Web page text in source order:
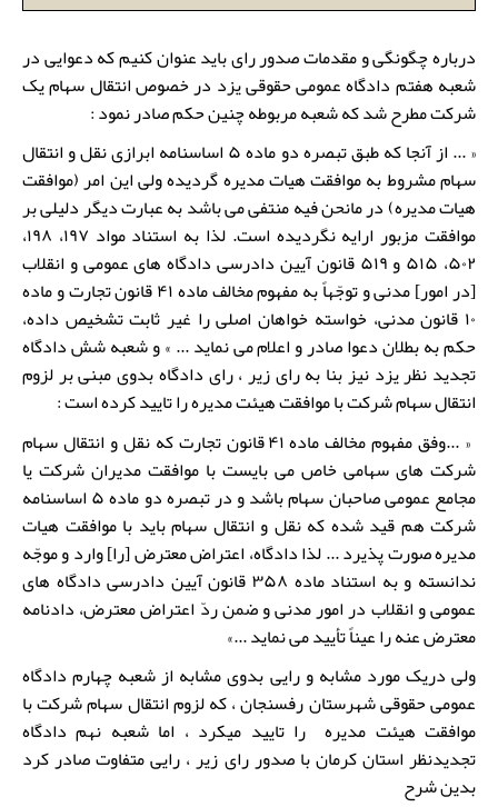
درباره چگونگی و مقدمات صدور رای باید عنوان کنیم که دعوایی در
شعبه هفتم دادگاه عمومی حقوقی یزد در خصوص انتقال سهام یک
شرکت مطرح شد که شعبه مربوطه چنین حکم صادر نمود :
« ... از آنجا که طبق تبصره دو ماده ۵ اساسنامه ابرازی نقل و انتقال
سهام مشروط به موافقت هیات مدیره گردیده ولی این امر (موافقت
هیات مدیره) در مانحن فیه منتفی می باشد به عبارت دیگر دلیلی بر
موافقت مزبور ارایه نگردیده است. لذا به استناد مواد ۱۹۷، ۱۹۸،
۵۰۲، ۵۱۵ و ۵۱۹ قانون آیین دادرسی دادگاه های عمومی و انقلاب
[در امور] مدنی و توجّهاً به مفهوم مخالف ماده ۴۱ قانون تجارت و ماده
۱۰ قانون مدنی، خواسته خواهان اصلی را غیر ثابت تشخیص داده،
حکم به بطلان دعوا صادر و اعلام می نماید ... » و شعبه شش دادگاه
تجدید نظر یزد نیز بنا به رای زیر ، رای دادگاه بدوی مبنی بر لزوم
انتقال سهام شرکت با موافقت هیئت مدیره را تایید کرده است :
« ...وفق مفهوم مخالف ماده ۴۱ قانون تجارت که نقل و انتقال سهام
شرکت های سهامی خاص می بایست با موافقت مدیران شرکت یا
مجامع عمومی صاحبان سهام باشد و در تبصره دو ماده ۵ اساسنامه
شرکت هم قید شده که نقل و انتقال سهام باید با موافقت هیات
مدیره صورت پذیرد ... لذا دادگاه، اعتراض معترض [را] وارد و موجّه
ندانسته و به استناد ماده ۳۵۸ قانون آیین دادرسی دادگاه های
عمومی و انقلاب در امور مدنی و ضمن ردّ اعتراض معترض، دادنامه
معترض عنه را عیناً تأیید می نماید ...»
ولی دریک مورد مشابه و رایی بدوی مشابه از شعبه چهارم دادگاه
عمومی حقوقی شهرستان رفسنجان ، که لزوم انتقال سهام شرکت با
موافقت هیئت مدیره را تایید میکرد ، اما شعبه نهم دادگاه
تجدیدنظر استان کرمان با صدور رای زیر ، رایی متفاوت صادر کرد
بدین شرح